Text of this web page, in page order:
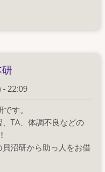
22:09
す。
TA、体調不良などの
沼研から助っ人をお借